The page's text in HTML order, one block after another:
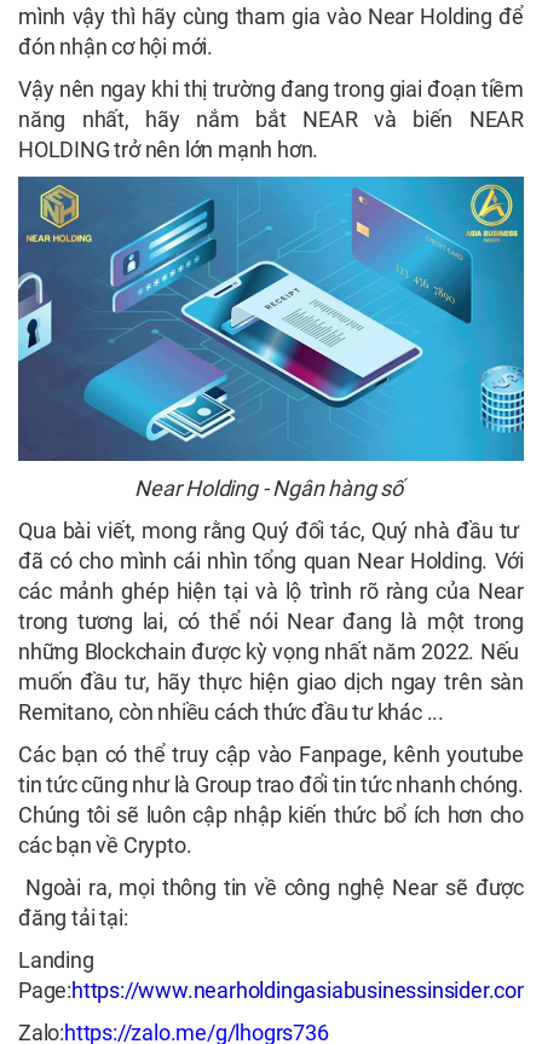
mình vậy thì hãy cùng tham gia vào Near Holding để
đón nhận cơ hội mới.
Vậy nên ngay khi thị trường đang trong giai đoạn tiềm
năng nhất, hãy nắm bắt NEAR và biến NEAR
HOLDING trở nên lớn mạnh hơn.
Near Holding - Ngân hàng số
Qua bài viết, mong rằng Quý đối tác, Quý nhà đầu tư
đã có cho mình cái nhìn tổng quan Near Holding. Với
các mảnh ghép hiện tại và lộ trình rõ ràng của Near
trong tương lai, có thể nói Near đang là một trong
những Blockchain được kỳ vọng nhất năm 2022. Nếu
muốn đầu tư, hãy thực hiện giao dịch ngay trên sàn
Remitano, còn nhiều cách thức đầu tư khác ...
Các bạn có thể truy cập vào Fanpage, kênh youtube
tin tức cũng như là Group trao đổi tin tức nhanh chóng.
Chúng tôi sẽ luôn cập nhập kiến thức bổ ích hơn cho
các bạn về Crypto.
Ngoài ra, mọi thông tin về công nghệ Near sẽ được
đăng tải tại:
Landing
Page:https://
Zalo:https://zalo.me/g/lhogrs736